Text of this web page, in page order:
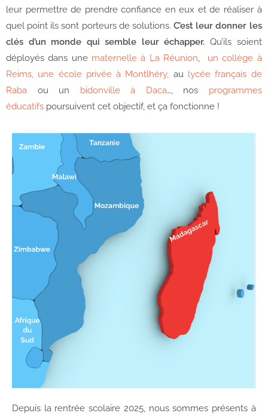
leur permettre de prendre confiance en eux et de réaliser à
quel point ils sont porteurs de solutions.C’est leur donner les
clés d’un monde qui semble leur échapper.Qu’ils soient
déployés dans une maternelle à La Réunion, un collège à
Reims, une école privée à Montlhéry, au lycée français de
Raba ou un bidonville à Daca…, nos programmes
éducatifs poursuivent cet objectif, et ça fonctionne !
Depuis la rentrée scolaire 2025, nous sommes présents à